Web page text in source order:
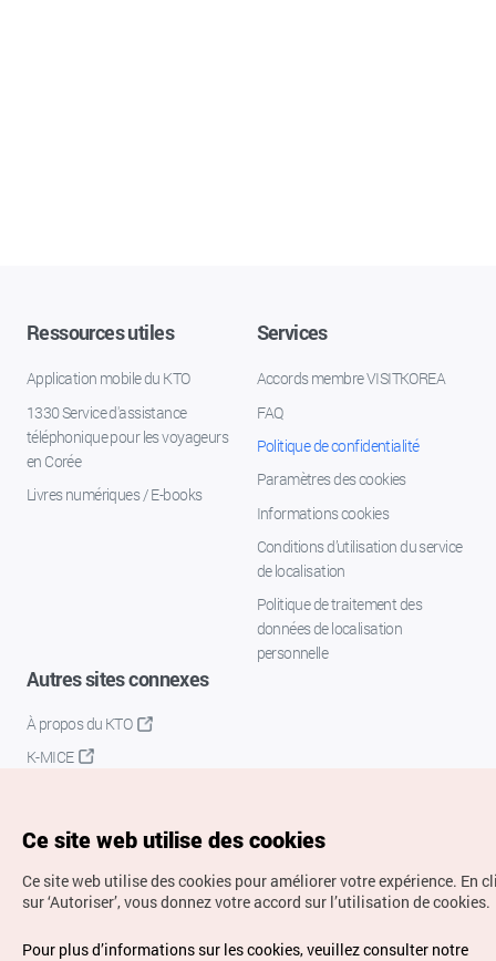
Ressources utiles
Application mobile du KTO
1330 Service d'assistance
téléphonique pour les voyageurs
en Corée
Livres numériques / E-books
Services
Accords membre VISITKOREA
FAQ
Politique de confidentialité
Paramètres des cookies
Informations cookies
Conditions d’utilisation du service
de localisation
Politique de traitement des
données de localisation
personnelle
Autres sites connexes
À propos du KTO
K-MICE
Droits d’auteur (c) Office National du Tourisme en Corée.
Ce site web utilise des cookies
Ce site web utilise des cookies pour améliorer votre expérience. En
sur ‘Autoriser’, vous donnez votre accord sur l’utilisation de cookies.
Pour plus d’informations sur les cookies, veuillez consulter notre